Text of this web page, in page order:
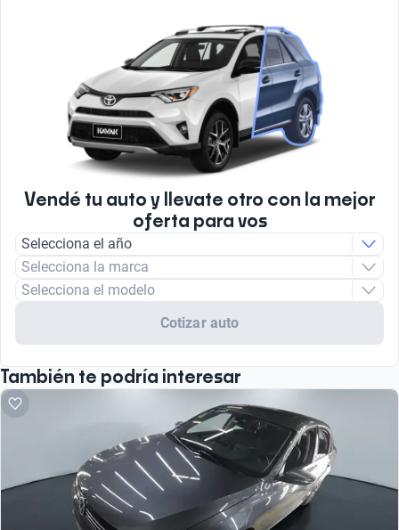
Vendé tu auto y llevate otro con la mejor
oferta para vos
Selecciona el año
Selecciona la marca
Selecciona el modelo
Cotizar auto
También te podría interesar